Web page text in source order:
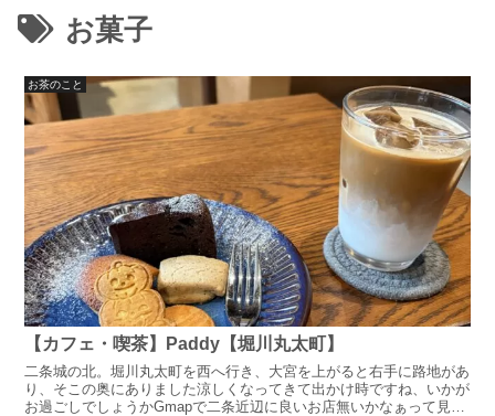
お菓子
お茶のこと
【カフェ・喫茶】Paddy【堀川丸太町】
二条城の北。堀川丸太町を西へ行き、大宮を上がると右手に路地があ
り、そこの奥にありました涼しくなってきて出かけ時ですね、いかが
お過ごしでしょうかGmapで二条近辺に良いお店無いかなぁって見て